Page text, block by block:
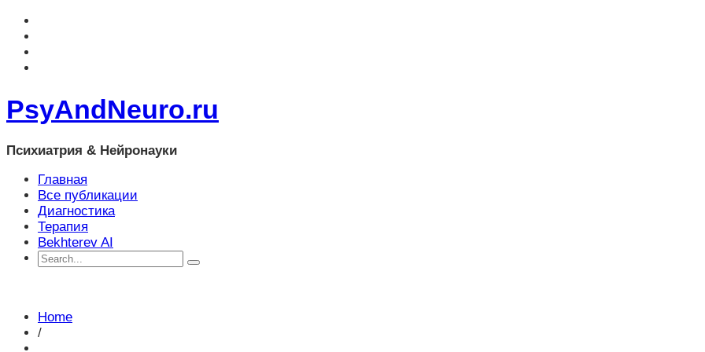
PsyAndNeuro.ru
Психиатрия & Нейронауки
Главная
Все публикации
Диагностика
Терапия
Bekhterev AI
Home
/